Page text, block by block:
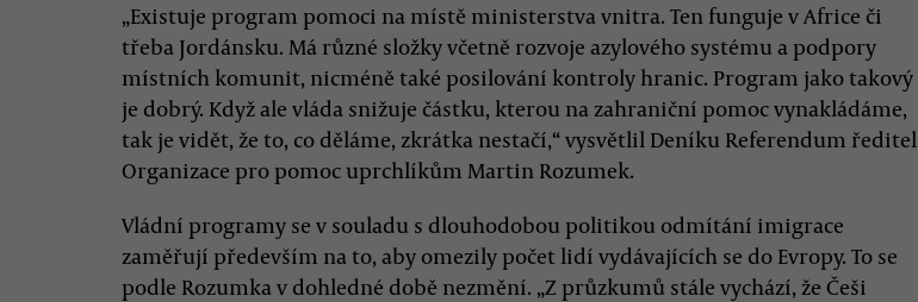
„Existuje program pomoci na místě ministerstva vnitra. Ten funguje v Africe či
třeba Jordánsku. Má různé složky včetně rozvoje azylového systému a podpory
místních komunit, nicméně také posilování kontroly hranic. Program jako takový
je dobrý. Když ale vláda snižuje částku, kterou na zahraniční pomoc vynakládáme,
tak je vidět, že to, co děláme, zkrátka nestačí,“ vysvětlil Deníku Referendum ředitel
Organizace pro pomoc uprchlíkům Martin Rozumek.
Vládní programy se v souladu s dlouhodobou politikou odmítání imigrace
zaměřují především na to, aby omezily počet lidí vydávajících se do Evropy. To se
podle Rozumka v dohledné době nezmění. „Z průzkumů stále vychází, že Češi